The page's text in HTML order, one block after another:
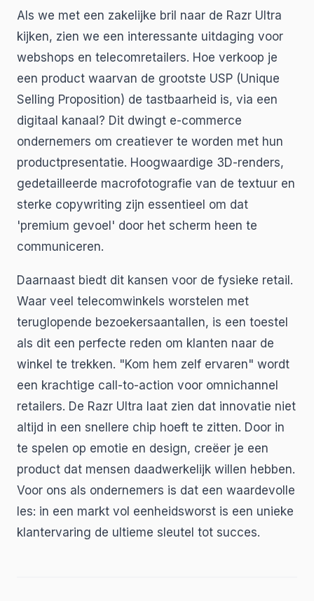
Als we met een zakelijke bril naar de Razr Ultra
kijken, zien we een interessante uitdaging voor
webshops en telecomretailers. Hoe verkoop je
een product waarvan de grootste USP (Unique
Selling Proposition) de tastbaarheid is, via een
digitaal kanaal? Dit dwingt e-commerce
ondernemers om creatiever te worden met hun
productpresentatie. Hoogwaardige 3D-renders,
gedetailleerde macrofotografie van de textuur en
sterke copywriting zijn essentieel om dat
'premium gevoel' door het scherm heen te
communiceren.
Daarnaast biedt dit kansen voor de fysieke retail.
Waar veel telecomwinkels worstelen met
teruglopende bezoekersaantallen, is een toestel
als dit een perfecte reden om klanten naar de
winkel te trekken. "Kom hem zelf ervaren" wordt
een krachtige call-to-action voor omnichannel
retailers. De Razr Ultra laat zien dat innovatie niet
altijd in een snellere chip hoeft te zitten. Door in
te spelen op emotie en design, creëer je een
product dat mensen daadwerkelijk willen hebben.
Voor ons als ondernemers is dat een waardevolle
les: in een markt vol eenheidsworst is een unieke
klantervaring de ultieme sleutel tot succes.